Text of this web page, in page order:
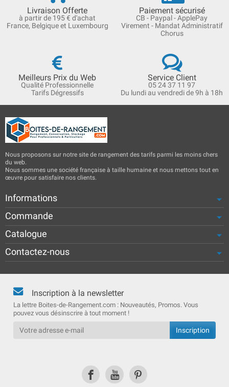
Livraison Offerte
à partir de 195 € d'achat
France, Belgique et Luxembourg
Paiement sécurisé
CB - Paypal - ApplePay
Virement - Mandat Administratif
Chorus
Meilleurs Prix du Web
Qualité Professionnelle
Tarifs Dégressifs
Service Client
05 24 37 11 97
Du lundi au vendredi de 9h à 18h
Nous proposons sur notre site de rangement des tarifs parmi les moins chers
du web.
Nous sommes une société française à taille humaine et nous mettons tout en
œuvre pour satisfaire nos clients.
Informations
Commande
Catalogue
Contactez-nous
Inscription à la newsletter
La lettre Boites-de-Rangement.com : Nouveautés, Promos. Vous
pouvez vous désinscrire à tout moment !